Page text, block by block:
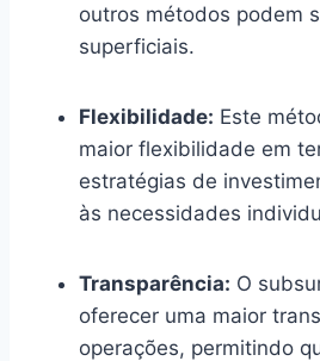
outros métodos podem
superficiais.
Flexibilidade: Este
maior flexibilidade em
estratégias de
às necessidades
Transparência: O
oferecer uma maior
operações, permitindo